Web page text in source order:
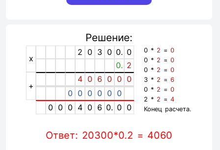
Решение:
x
2 0 3 0 0. 0
0. 2
+
4 0 6 0 0 0
0 0 0 0 0 0
0 0 0 4 0 6 0. 0 0
0 * 2 =0
0 * 2 =0
0 * 2 =0
3 * 2 =6
0 * 2 =0
2 * 2 =4
Конец расчета.
Ответ: 20300*0.2 = 4060